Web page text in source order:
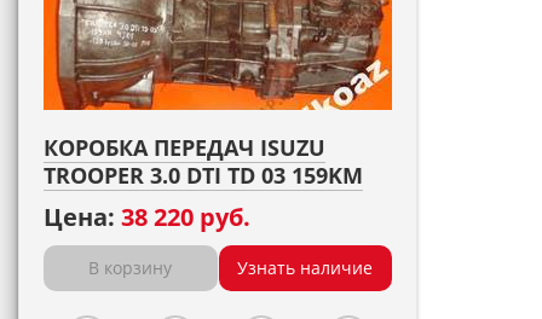
КОРОБКА ПЕРЕДАЧ ISUZU
TROOPER 3.0 DTI TD 03 159KM
Цена: 38 220 руб.
В корзину Узнать наличие